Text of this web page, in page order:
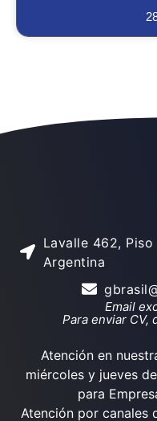
Lavalle 462,
Argentina
Email
Para enviar CV,
Atención en
miércoles y jueves
para
Atención por canales